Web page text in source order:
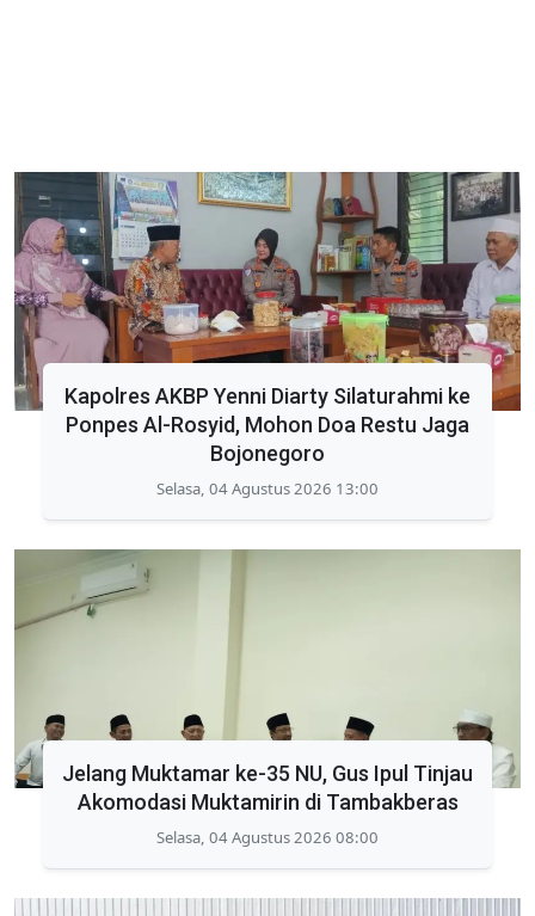
Kapolres AKBP Yenni Diarty Silaturahmi ke
Ponpes Al-Rosyid, Mohon Doa Restu Jaga
Bojonegoro
Selasa, 04 Agustus 2026 13:00
Jelang Muktamar ke-35 NU, Gus Ipul Tinjau
Akomodasi Muktamirin di Tambakberas
Selasa, 04 Agustus 2026 08:00